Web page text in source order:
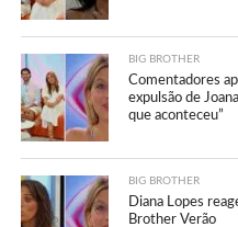
BIG BROTHER
Comentadores
expulsão de
que aconteceu”
BIG BROTHER
Diana Lopes
Brother Verão